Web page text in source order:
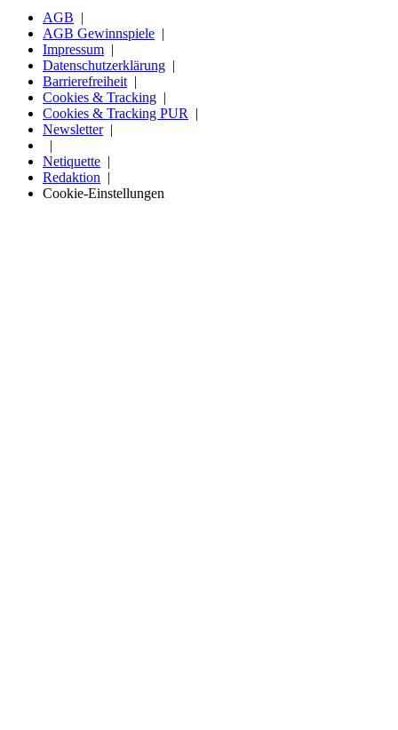
AGB
AGB Gewinnspiele
Impressum
Datenschutzerklärung
Barrierefreiheit
Cookies & Tracking
Cookies & Tracking PUR
Newsletter
Netiquette
Redaktion
Cookie-Einstellungen